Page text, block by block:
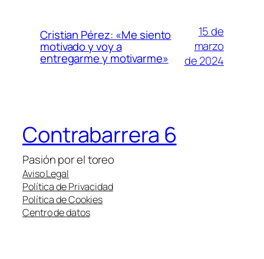
Cristian Pérez: «Me siento
motivado y voy a
entregarme y motivarme»
15 de
marzo
de 2024
Contrabarrera 6
Pasión por el toreo
Aviso Legal
Política de Privacidad
Política de Cookies
Centro de datos